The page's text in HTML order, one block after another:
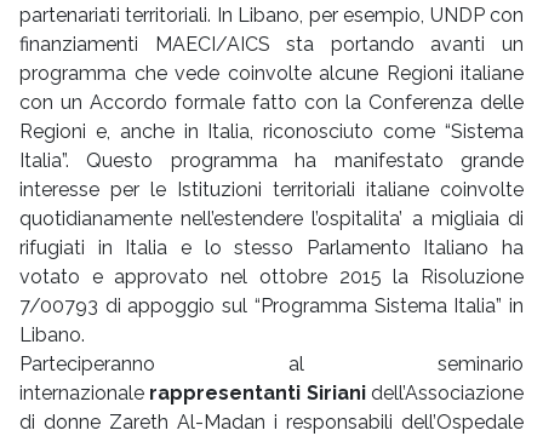
partenariati territoriali. In Libano, per esempio, UNDP con
finanziamenti MAECI/AICS sta portando avanti un
programma che vede coinvolte alcune Regioni italiane
con un Accordo formale fatto con la Conferenza delle
Regioni e, anche in Italia, riconosciuto come “Sistema
Italia”. Questo programma ha manifestato grande
interesse per le Istituzioni territoriali italiane coinvolte
quotidianamente nell’estendere l’ospitalita’ a migliaia di
rifugiati in Italia e lo stesso Parlamento Italiano ha
votato e approvato nel ottobre 2015 la Risoluzione
7/00793 di appoggio sul “Programma Sistema Italia” in
Libano.
Parteciperanno al seminario
internazionale rappresentanti Sirianidell’Associazione
di donne Zareth Al-Madan i responsabili dell’Ospedale